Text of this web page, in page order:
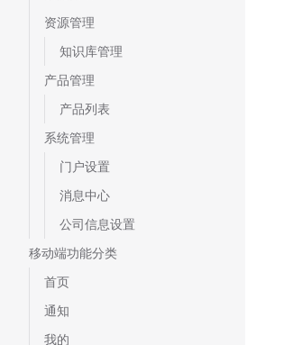
资源管理
知识库管理
产品管理
产品列表
系统管理
门户设置
消息中心
公司信息设置
移动端功能分类
首页
通知
我的